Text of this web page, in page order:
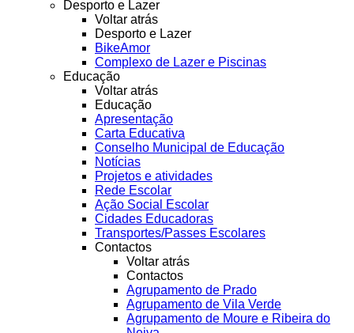
Desporto e Lazer
Voltar atrás
Desporto e Lazer
BikeAmor
Complexo de Lazer e Piscinas
Educação
Voltar atrás
Educação
Apresentação
Carta Educativa
Conselho Municipal de Educação
Notícias
Projetos e atividades
Rede Escolar
Ação Social Escolar
Cidades Educadoras
Transportes/Passes Escolares
Contactos
Voltar atrás
Contactos
Agrupamento de Prado
Agrupamento de Vila Verde
Agrupamento de Moure e Ribeira do